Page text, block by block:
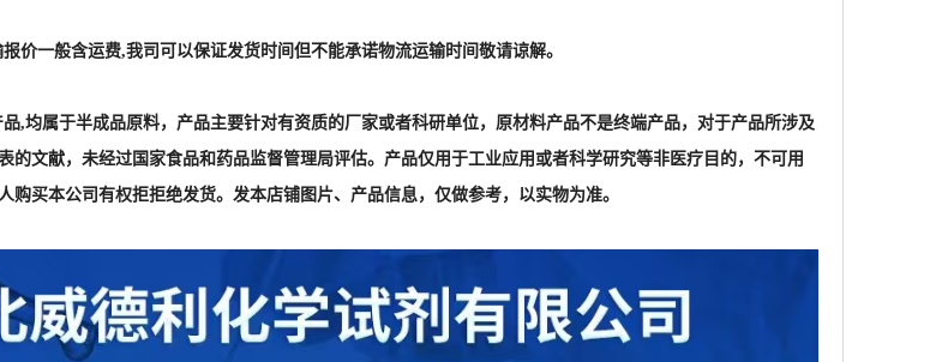
价一般含运费,我司可以保证发货时间但不能承诺物流运输时间敬请谅解。
,均属于半成品原料，产品主要针对有资质的厂家或者科研单位，原材料产品不是终端产品，对于产品所涉及
的文献，未经过国家食品和药品监督管理局评估。产品仅用于工业应用或者科学研究等非医疗目的，不可用
购买本公司有权拒拒绝发货。发本店铺图片、产品信息，仅做参考，以实物为准。